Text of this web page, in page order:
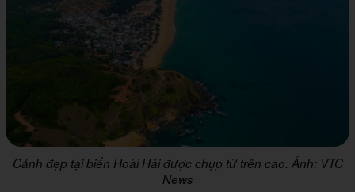
Cảnh đẹp tại biển Hoài Hải được chụp từ trên cao. Ảnh: VTC
News